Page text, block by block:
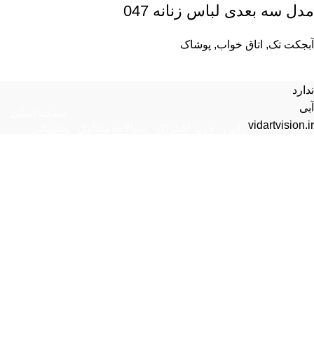
مدل سه بعدی لباس زنانه 047
آبجکت تک, اتاق خواب, پوشاک
ندارد
آبی
vidartvision.ir
تماس با ما
قوانین